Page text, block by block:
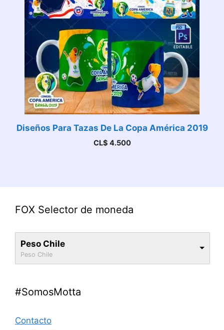
Diseños Para Tazas De La Copa América 2019
CL$ 4.500
FOX Selector de moneda
Peso Chile
Peso Chile
#SomosMotta
Contacto